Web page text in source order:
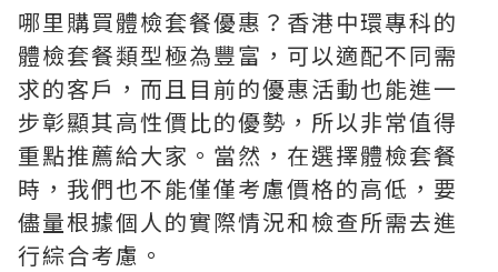
哪里購買體檢套餐優惠？香港中環專科的
體檢套餐類型極為豐富，可以適配不同需
求的客戶，而且目前的優惠活動也能進一
步彰顯其高性價比的優勢，所以非常值得
重點推薦給大家。當然，在選擇體檢套餐
時，我們也不能僅僅考慮價格的高低，要
儘量根據個人的實際情況和檢查所需去進
行綜合考慮。